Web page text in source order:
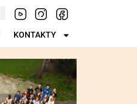
KONTAKTY